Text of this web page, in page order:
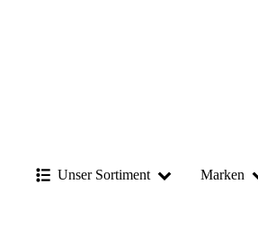
Unser Sortiment Marken